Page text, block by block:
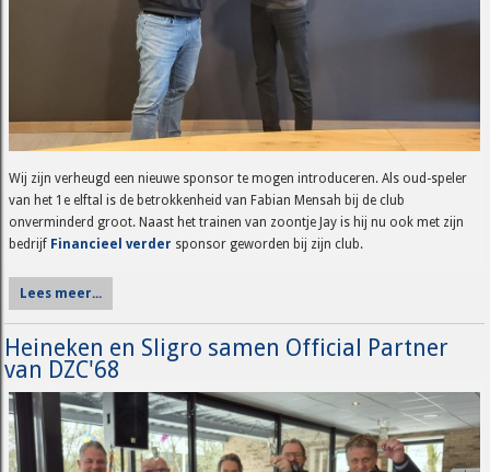
Wij zijn verheugd een nieuwe sponsor te mogen introduceren. Als oud-speler
van het 1e elftal is de betrokkenheid van Fabian Mensah bij de club
onverminderd groot. Naast het trainen van zoontje Jay is hij nu ook met zijn
bedrijf Financieel verder sponsor geworden bij zijn club.
Lees meer...
Heineken en Sligro samen Official Partner
van DZC'68